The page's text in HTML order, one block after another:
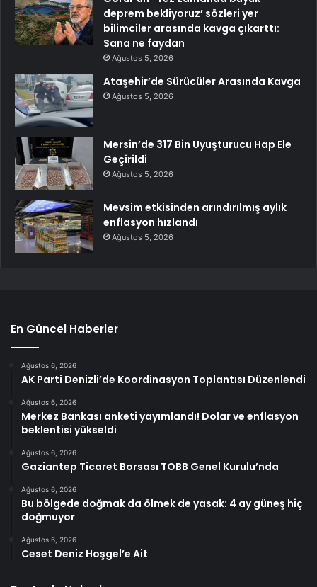
deprem bekliyoruz’ sözleri yer
bilimciler arasında kavga çıkarttı:
Sana ne faydan
Ağustos 5, 2026
Ataşehir’de Sürücüler Arasında Kavga
Ağustos 5, 2026
Mersin’de 317 Bin Uyuşturucu Hap Ele
Geçirildi
Ağustos 5, 2026
Mevsim etkisinden arındırılmış aylık
enflasyon hızlandı
Ağustos 5, 2026
En Güncel Haberler
Ağustos 6, 2026
AK Parti Denizli’de Koordinasyon Toplantısı Düzenlendi
Ağustos 6, 2026
Merkez Bankası anketi yayımlandı! Dolar ve enflasyon
beklentisi yükseldi
Ağustos 6, 2026
Gaziantep Ticaret Borsası TOBB Genel Kurulu’nda
Ağustos 6, 2026
Bu bölgede doğmak da ölmek de yasak: 4 ay güneş hiç
doğmuyor
Ağustos 6, 2026
Ceset Deniz Hoşgel’e Ait